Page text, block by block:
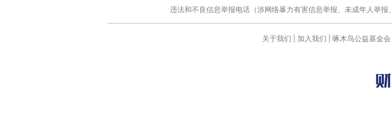
违法和不良信息举报电话（涉网络暴力有害信息举报、未成年人
关于我们 加入我们 啄木鸟公益基金会